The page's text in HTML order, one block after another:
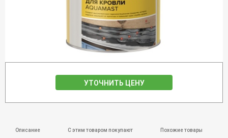
УТОЧНИТЬ ЦЕНУ
Описание С этим товаром покупают Похожие товары